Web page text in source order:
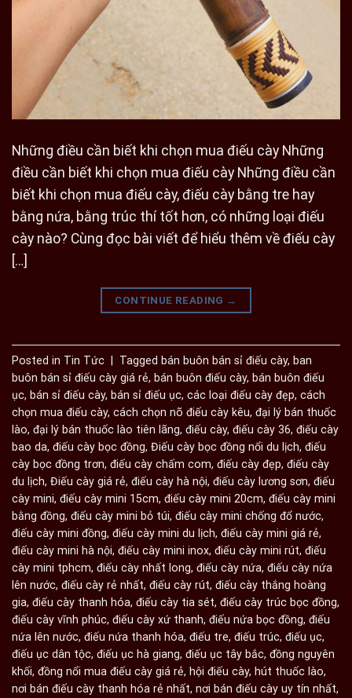
Những điều cần biết khi chọn mua điếu cày Những
điều cần biết khi chọn mua điếu cày Những điều cần
biết khi chọn mua điếu cày, điếu cày bằng tre hay
bằng nứa, bằng trúc thí tốt hơn, có những loại điếu
cày nào? Cùng đọc bài viết để hiểu thêm về điếu cày
[…]
CONTINUE READING →
Posted in Tin Tức | Tagged bán buôn bán sỉ điếu cày, ban
buôn bán sỉ điếu cày giá rẻ, bán buôn điếu cày, bán buôn điếu
ục, bán sỉ điếu cày, bán sỉ điếu ục, các loại điếu cày đẹp, cách
chọn mua điếu cày, cách chọn nõ điếu cày kêu, đại lý bán thuốc
lào, đại lý bán thuốc lào tiên lãng, điếu cày, điếu cày 36, điếu cày
bao da, điếu cày bọc đồng, Điếu cày bọc đồng nổi du lịch, điếu
cày bọc đồng trơn, điếu cày chấm com, điếu cày đẹp, điếu cày
du lịch, Điếu cày giá rẻ, điếu cày hà nội, điếu cày lương sơn, điếu
cày mini, điếu cày mini 15cm, điếu cày mini 20cm, điếu cày mini
bằng đồng, điếu cày mini bỏ túi, điếu cày mini chống đổ nước,
điếu cày mini đồng, điếu cày mini du lịch, điếu cày mini giá rẻ,
điếu cày mini hà nội, điếu cày mini inox, điếu cày mini rút, điếu
cày mini tphcm, điếu cày nhất long, điếu cày nứa, điếu cày nứa
lên nước, điếu cày rẻ nhất, điếu cày rút, điếu cày thắng hoàng
gia, điếu cày thanh hóa, điếu cày tia sét, điếu cày trúc bọc đồng,
điếu cày vĩnh phúc, điếu cày xứ thanh, điếu nứa bọc đồng, điếu
nứa lên nước, điếu nứa thanh hóa, điếu tre, điếu trúc, điếu ục,
điếu ục dân tộc, điếu ục hà giang, điếu ục tây bắc, đồng nguyên
khối, đồng nổi mua điếu cày giá rẻ, hội điếu cày, hút thuốc lào,
nơi bán điếu cày thanh hóa rẻ nhất, nơi bán điếu cày uy tín nhất,